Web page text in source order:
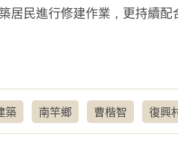
居民進行修建作業，更持續
築 南竿鄉 曹楷智 復興